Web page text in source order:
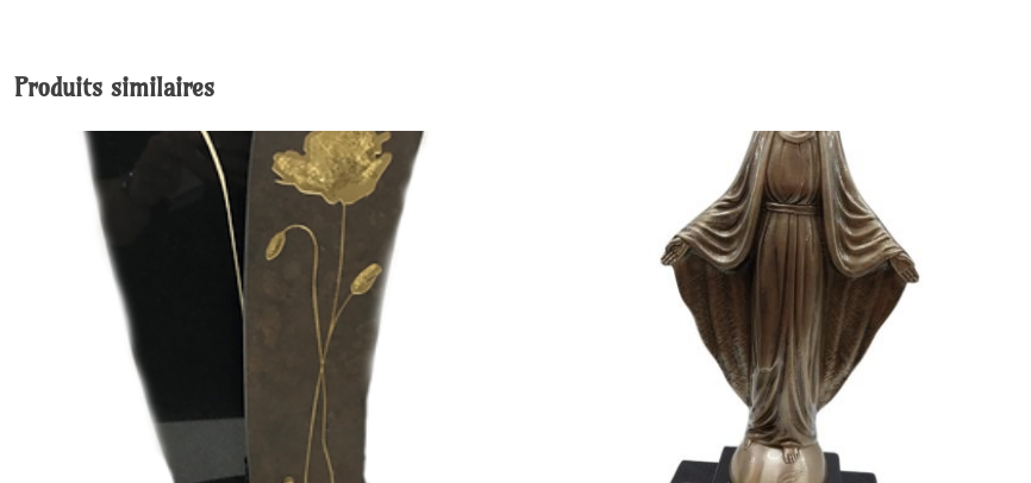
Produits similaires